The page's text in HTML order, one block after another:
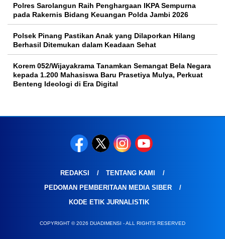
Polres Sarolangun Raih Penghargaan IKPA Sempurna
pada Rakernis Bidang Keuangan Polda Jambi 2026
Polsek Pinang Pastikan Anak yang Dilaporkan Hilang
Berhasil Ditemukan dalam Keadaan Sehat
Korem 052/Wijayakrama Tanamkan Semangat Bela Negara
kepada 1.200 Mahasiswa Baru Prasetiya Mulya, Perkuat
Benteng Ideologi di Era Digital
REDAKSI
TENTANG KAMI
PEDOMAN PEMBERITAAN MEDIA SIBER
KODE ETIK JURNALISTIK
COPYRIGHT © 2026 DUADIMENSI - ALL RIGHTS RESERVED